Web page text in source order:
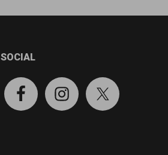
SOCIAL